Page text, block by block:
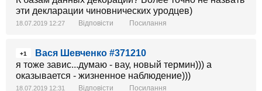
эти декларации чиновнических уродцев)
18.07.2019 12:27 Відповісти Посилання
+1
Вася Шевченко #371210
я тоже завис...думаю - вау, новый термин))) а
оказывается - жизненное наблюдение)))
18.07.2019 12:31 Відповісти Посилання